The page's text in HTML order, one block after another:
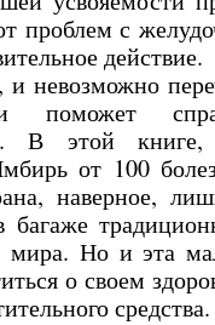
проблем с
действие.
невозможно
поможет
В этой
от 100
наверное,
багаже
мира. Но и эта
о своем
средства.